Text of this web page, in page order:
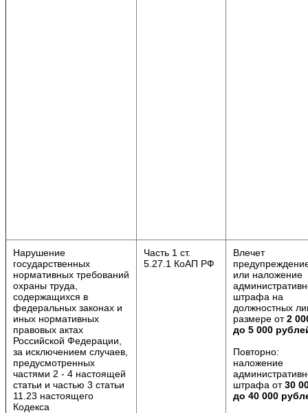
Нарушение
государственных
нормативных требований
охраны труда,
содержащихся в
федеральных законах и
иных нормативных
правовых актах
Российской Федерации,
за исключением случаев,
предусмотренных
частями 2 - 4 настоящей
статьи и частью 3 статьи
11.23 настоящего
Кодекса
Часть 1 ст.
5.27.1 КоАП РФ
Влечет
или наложение
штрафа на
должностных
размере от2
до 5 000
Повторно:
наложение
штрафа от30
до 40 000